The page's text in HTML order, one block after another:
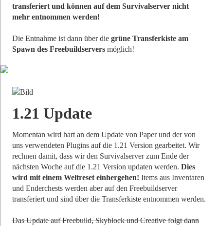
transferiert und können auf dem Survivalserver nicht
mehr entnommen werden!
Die Entnahme ist dann über die grüne Transferkiste am
Spawn des Freebuildservers möglich!
1.21 Update
Momentan wird hart an dem Update von Paper und der von
uns verwendeten Plugins auf die 1.21 Version gearbeitet. Wir
rechnen damit, dass wir den Survivalserver zum Ende der
nächsten Woche auf die 1.21 Version updaten werden. Dies
wird mit einem Weltreset einhergehen! Items aus Inventaren
und Enderchests werden aber auf den Freebuildserver
transferiert und sind über die Transferkiste entnommen werden.
Das Update auf Freebuild, Skyblock und Creative folgt dann